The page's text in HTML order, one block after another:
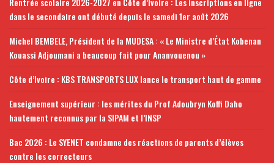
dans le secondaire ont débuté depuis le samedi 1er août 2026
Michel BEMBELE, Président de la MUDESA : « Le Ministre d’État Kobenan
Kouassi Adjoumani a beaucoup fait pour Ananvouenou »
Côte d’Ivoire : KBS TRANSPORTS LUX lance le transport haut de gamme
Enseignement supérieur : les mérites du Prof Adoubryn Koffi Daho
hautement reconnus par la SIPAM et l’INSP
Bac 2026 : Le SYENET condamne des réactions de parents d’élèves
contre les correcteurs